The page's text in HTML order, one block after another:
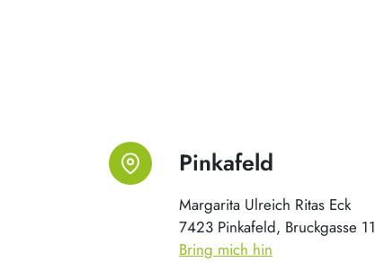
Pinkafeld
Margarita Ulreich Ritas Eck
7423 Pinkafeld, Bruckgasse 11
Bring mich hin